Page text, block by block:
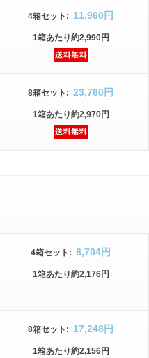
4箱セット : 11,960円
1箱あたり約2,990円
8箱セット : 23,760円
1箱あたり約2,970円
4箱セット : 8,704円
1箱あたり約2,176円
8箱セット : 17,248円
1箱あたり約2,156円